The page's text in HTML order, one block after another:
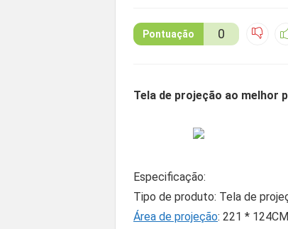
Pontuação 0
Tela de projeção ao melhor
Especificação:
Tipo de produto: Tela de
Área de projeção: 221 * 124CM